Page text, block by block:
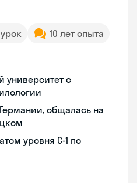
урок
10 лет опыта
университет с
общалась на
уровня C-1 по